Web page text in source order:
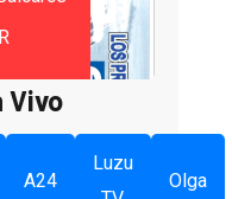
Vivo
A24
Luzu
Olga